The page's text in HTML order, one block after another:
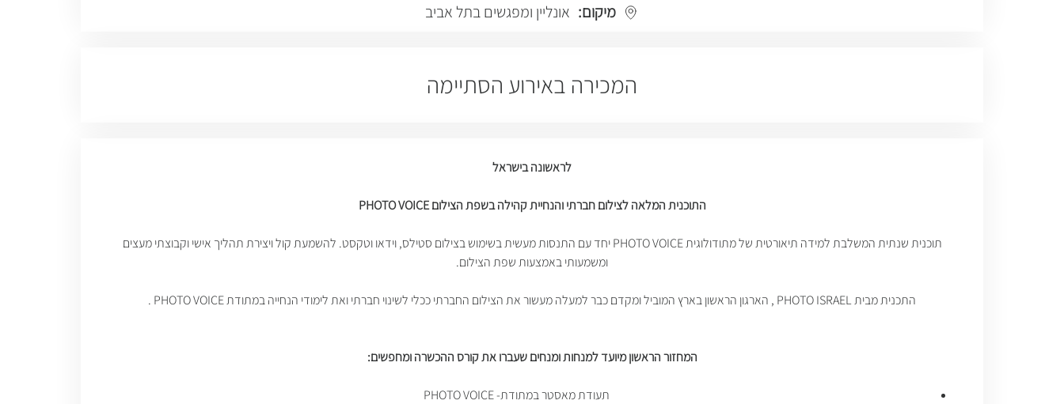
מיקום: אונליין ומפגשים בתל אביב
המכירה באירוע הסתיימה
לראשונה בישראל
התוכנית המלאה לצילום חברתי והנחיית קהילה בשפת הצילום PHOTO VOICE
תוכנית שנתית המשלבת למידה תיאורטית של מתודולוגית PHOTO VOICE יחד עם התנסות מעשית בשימוש בצילום סטילס, וידאו וטקסט. להשמעת קול ויצירת תהליך אישי וקבוצתי מעצים
ומשמעותי באמצעות שפת הצילום.
התכנית מבית PHOTO ISRAEL , הארגון הראשון בארץ המוביל ומקדם כבר למעלה מעשור את הצילום החברתי ככלי לשינוי חברתי ואת לימודי הנחייה במתודת PHOTO VOICE .
המחזור הראשון מיועד למנחות ומנחים שעברו את קורס ההכשרה ומחפשים:
תעודת מאסטר במתודת- PHOTO VOICE